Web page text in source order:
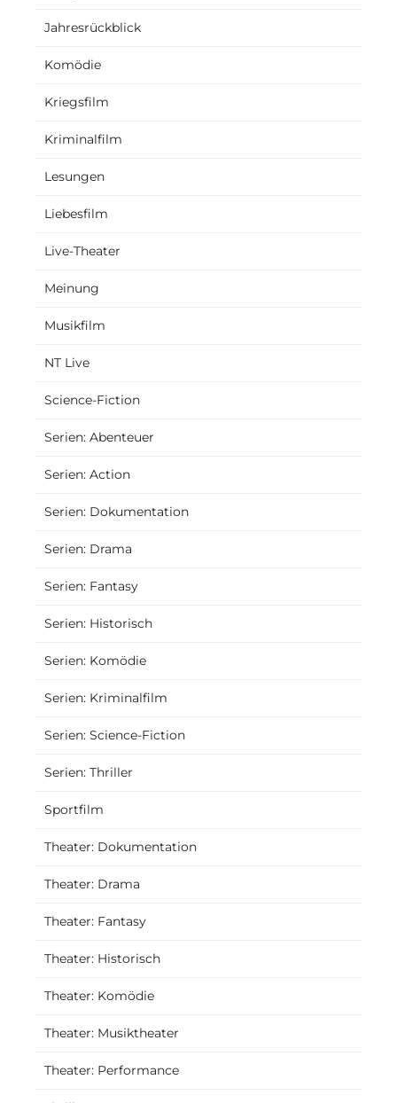
Jahresrückblick
Komödie
Kriegsfilm
Kriminalfilm
Lesungen
Liebesfilm
Live-Theater
Meinung
Musikfilm
NT Live
Science-Fiction
Serien: Abenteuer
Serien: Action
Serien: Dokumentation
Serien: Drama
Serien: Fantasy
Serien: Historisch
Serien: Komödie
Serien: Kriminalfilm
Serien: Science-Fiction
Serien: Thriller
Sportfilm
Theater: Dokumentation
Theater: Drama
Theater: Fantasy
Theater: Historisch
Theater: Komödie
Theater: Musiktheater
Theater: Performance